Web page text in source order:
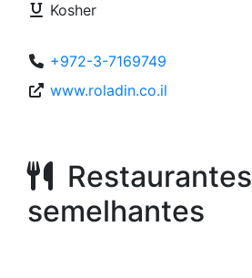
Kosher
+972-3-7169749
www.roladin.co.il
Restaurantes
semelhantes